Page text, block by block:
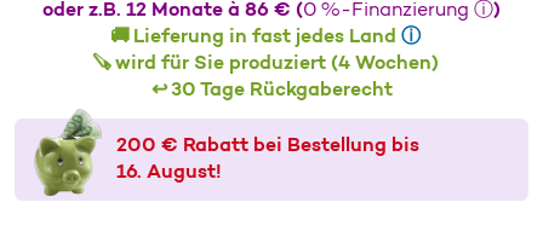
oder z.B. 12 Monate à 86 € (0 %-Finanzierung ⓘ)
🚚 Lieferung in fast jedes Landⓘ
🪚wird für Sie produziert (4 Wochen)
↩️ 30 Tage Rückgaberecht
200 € Rabatt bei Bestellung bis
16. August!